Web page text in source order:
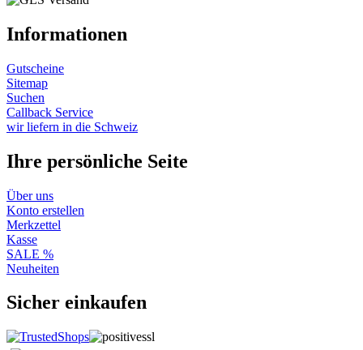
Informationen
Gutscheine
Sitemap
Suchen
Callback Service
wir liefern in die Schweiz
Ihre persönliche Seite
Über uns
Konto erstellen
Merkzettel
Kasse
SALE %
Neuheiten
Sicher einkaufen